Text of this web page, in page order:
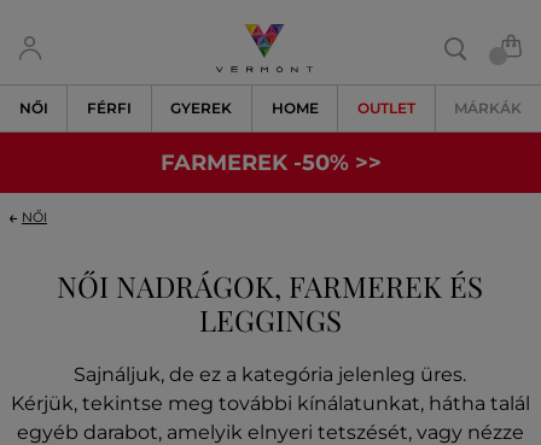
NŐI FÉRFI GYEREK HOME OUTLET MÁRKÁK
FARMEREK -50% >>
NŐI
NŐI NADRÁGOK, FARMEREK ÉS
LEGGINGS
Sajnáljuk, de ez a kategória jelenleg üres.
Kérjük, tekintse meg további kínálatunkat, hátha talál
egyéb darabot, amelyik elnyeri tetszését, vagy nézze